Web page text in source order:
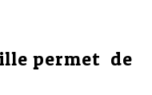
permet de